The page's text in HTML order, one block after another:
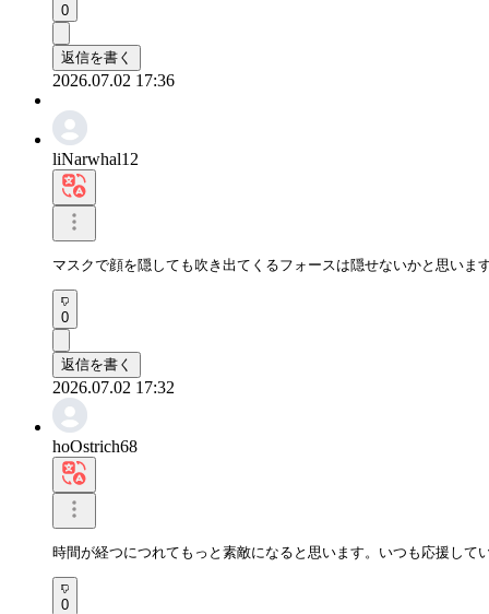
0
返信を書く
2026.07.02 17:36
liNarwhal12
マスクで顔を隠しても吹き出てくるフォースは隠せないかと思い
0
返信を書く
2026.07.02 17:32
hoOstrich68
時間が経つにつれてもっと素敵になると思います。いつも応援して
0